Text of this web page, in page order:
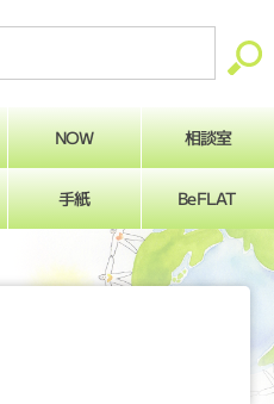
NOW 相談室
手紙 BeFLAT